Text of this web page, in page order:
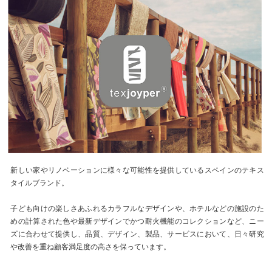
新しい家やリノベーションに様々な可能性を提供しているスペインのテキス
タイルブランド。
子ども向けの楽しさあふれるカラフルなデザインや、ホテルなどの施設のた
めの計算された色や最新デザインでかつ耐火機能のコレクションなど、ニー
ズに合わせて提供し、品質、デザイン、製品、サービスにおいて、日々研究
や改善を重ね顧客満足度の高さを保っています。